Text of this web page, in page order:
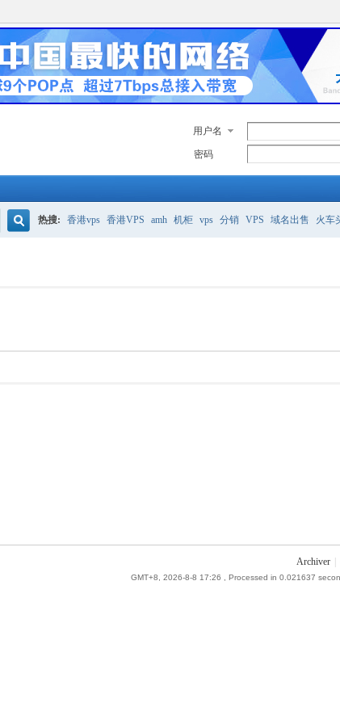
用户名
密码
热搜: 香港vps 香港VPS amh 机柜 vps 分销 VPS 域名出售 火车
Archiver
GMT+8, 2026-8-8 17:26 , Processed in 0.021637